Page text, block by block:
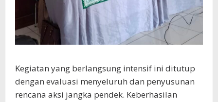
Kegiatan yang berlangsung intensif ini ditutup
dengan evaluasi menyeluruh dan penyusunan
rencana aksi jangka pendek. Keberhasilan